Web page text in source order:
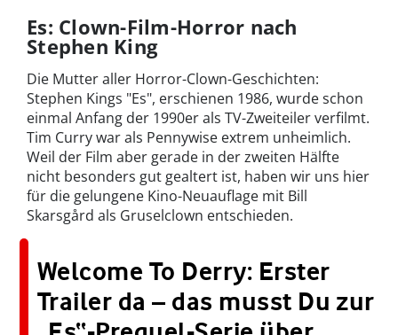
Es: Clown-Film-Horror nach
Stephen King
Die Mutter aller Horror-Clown-Geschichten:
Stephen Kings "Es", erschienen 1986, wurde schon
einmal Anfang der 1990er als TV-Zweiteiler verfilmt.
Tim Curry war als Pennywise extrem unheimlich.
Weil der Film aber gerade in der zweiten Hälfte
nicht besonders gut gealtert ist, haben wir uns hier
für die gelungene Kino-Neuauflage mit Bill
Skarsgård als Gruselclown entschieden.
Welcome To Derry: Erster
Trailer da – das musst Du zur